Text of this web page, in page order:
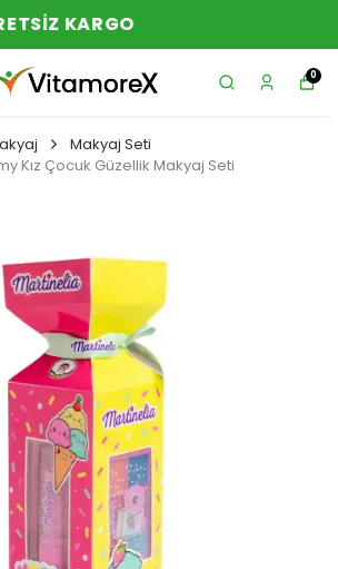
SEZON ÜRÜNLER
0
Makyaj Seti
Kız Çocuk Güzellik Makyaj Seti